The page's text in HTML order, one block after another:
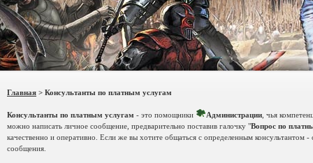
Главная > Консультанты по платным услугам
Консультанты по платным услугам - это помощники Администрации , чья
можно написать личное сообщение, предварительно поставив галочку "Вопрос по
качественно и оперативно. Если же вы хотите общаться с определенным консультантом
сообщения.